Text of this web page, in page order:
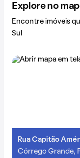
Explore no
Encontre imóveis
Sul
Rua Capitão
Córrego Grande,